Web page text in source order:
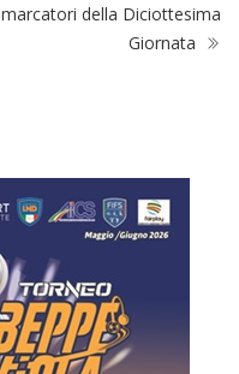
marcatori della Diciottesima
Giornata